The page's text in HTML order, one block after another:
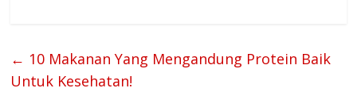
← 10 Makanan Yang Mengandung Protein Baik
Untuk Kesehatan!